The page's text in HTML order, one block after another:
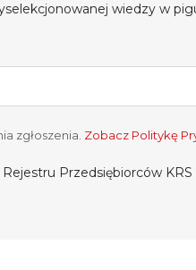
wiedzy w
zgłoszenia. Zobacz Politykę
Przedsiębiorców